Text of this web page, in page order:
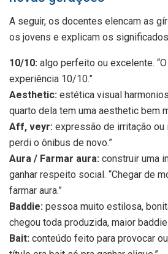
A seguir, os docentes elencam as
os jovens e explicam os
10/10: algo perfeito ou excelente.
experiência 10/10.”
Aesthetic: estética visual
quarto dela tem uma aesthetic bem
Aff, veyr: expressão de irritação ou
perdi o ônibus de novo.”
Aura / Farmar aura: construir uma
ganhar respeito social. “Chegar de
farmar aura.”
Baddie: pessoa muito estilosa,
chegou toda produzida, maior
Bait: conteúdo feito para provocar